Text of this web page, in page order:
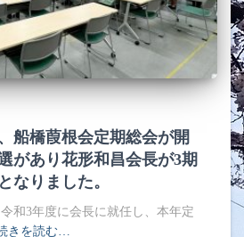
船橋葭根会定期総会が開
があり花形和昌会長が3期
なりました。
和3年度に会長に就任し、本年定
きを読む…